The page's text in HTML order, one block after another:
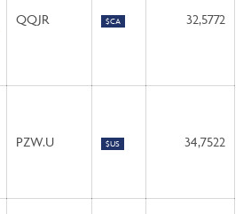
QQJR $CA 32,5772
PZW.U $US 34,7522